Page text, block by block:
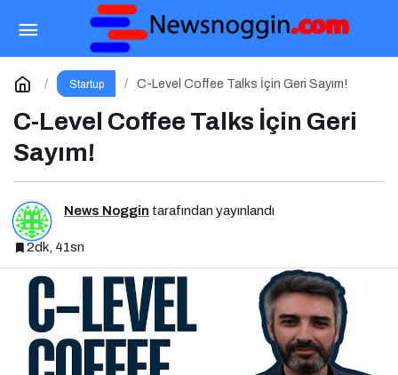
Startup C-Level Coffee Talks İçin Geri Sayım!
C-Level Coffee Talks İçin Geri
Sayım!
News Noggin tarafından yayınlandı
2dk, 41sn
Kadın Girişimciler İçin Yeni Bir Fırsat
Yorum Yap